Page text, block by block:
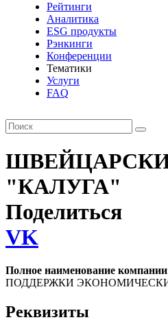
Рейтинги
Аналитика
ESG продукты
Рэнкинги
Конференции
Тематики
Услуги
FAQ
"КАЛУГА"
Поделиться
VK
Полное наименование
ПОДДЕРЖКИ
Реквизиты